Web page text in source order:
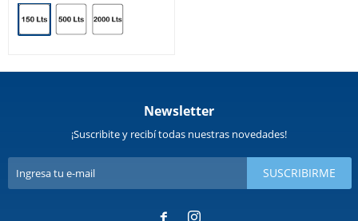
Newsletter
¡Suscribite y recibí todas nuestras novedades!
SUSCRIBIRME
 